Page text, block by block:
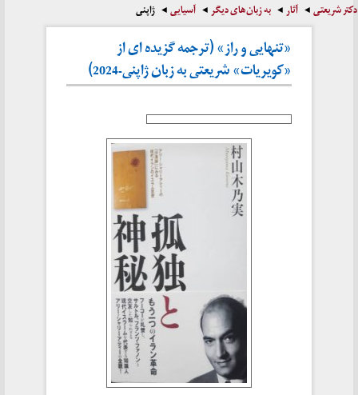
دکتر شریعتی آثار به زبان‌های دیگر آسیایی ژاپنی
«تنهایی و راز» (ترجمه گزیده ای از
«کویریات» شریعتی به زبان ژاپنی-2024)